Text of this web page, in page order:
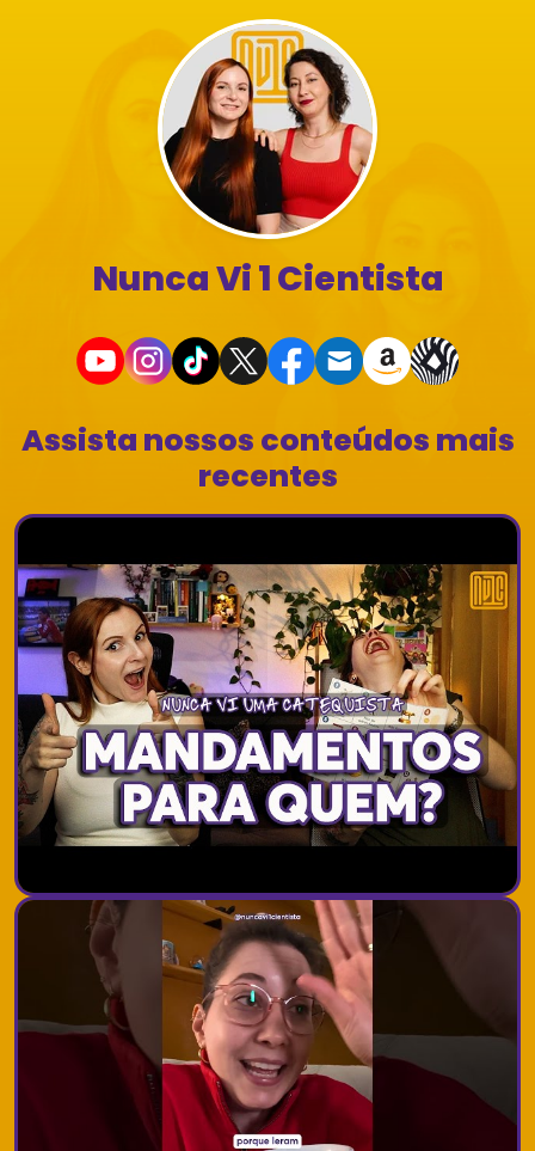
Nunca Vi 1 Cientista
Assista nossos conteúdos mais
recentes